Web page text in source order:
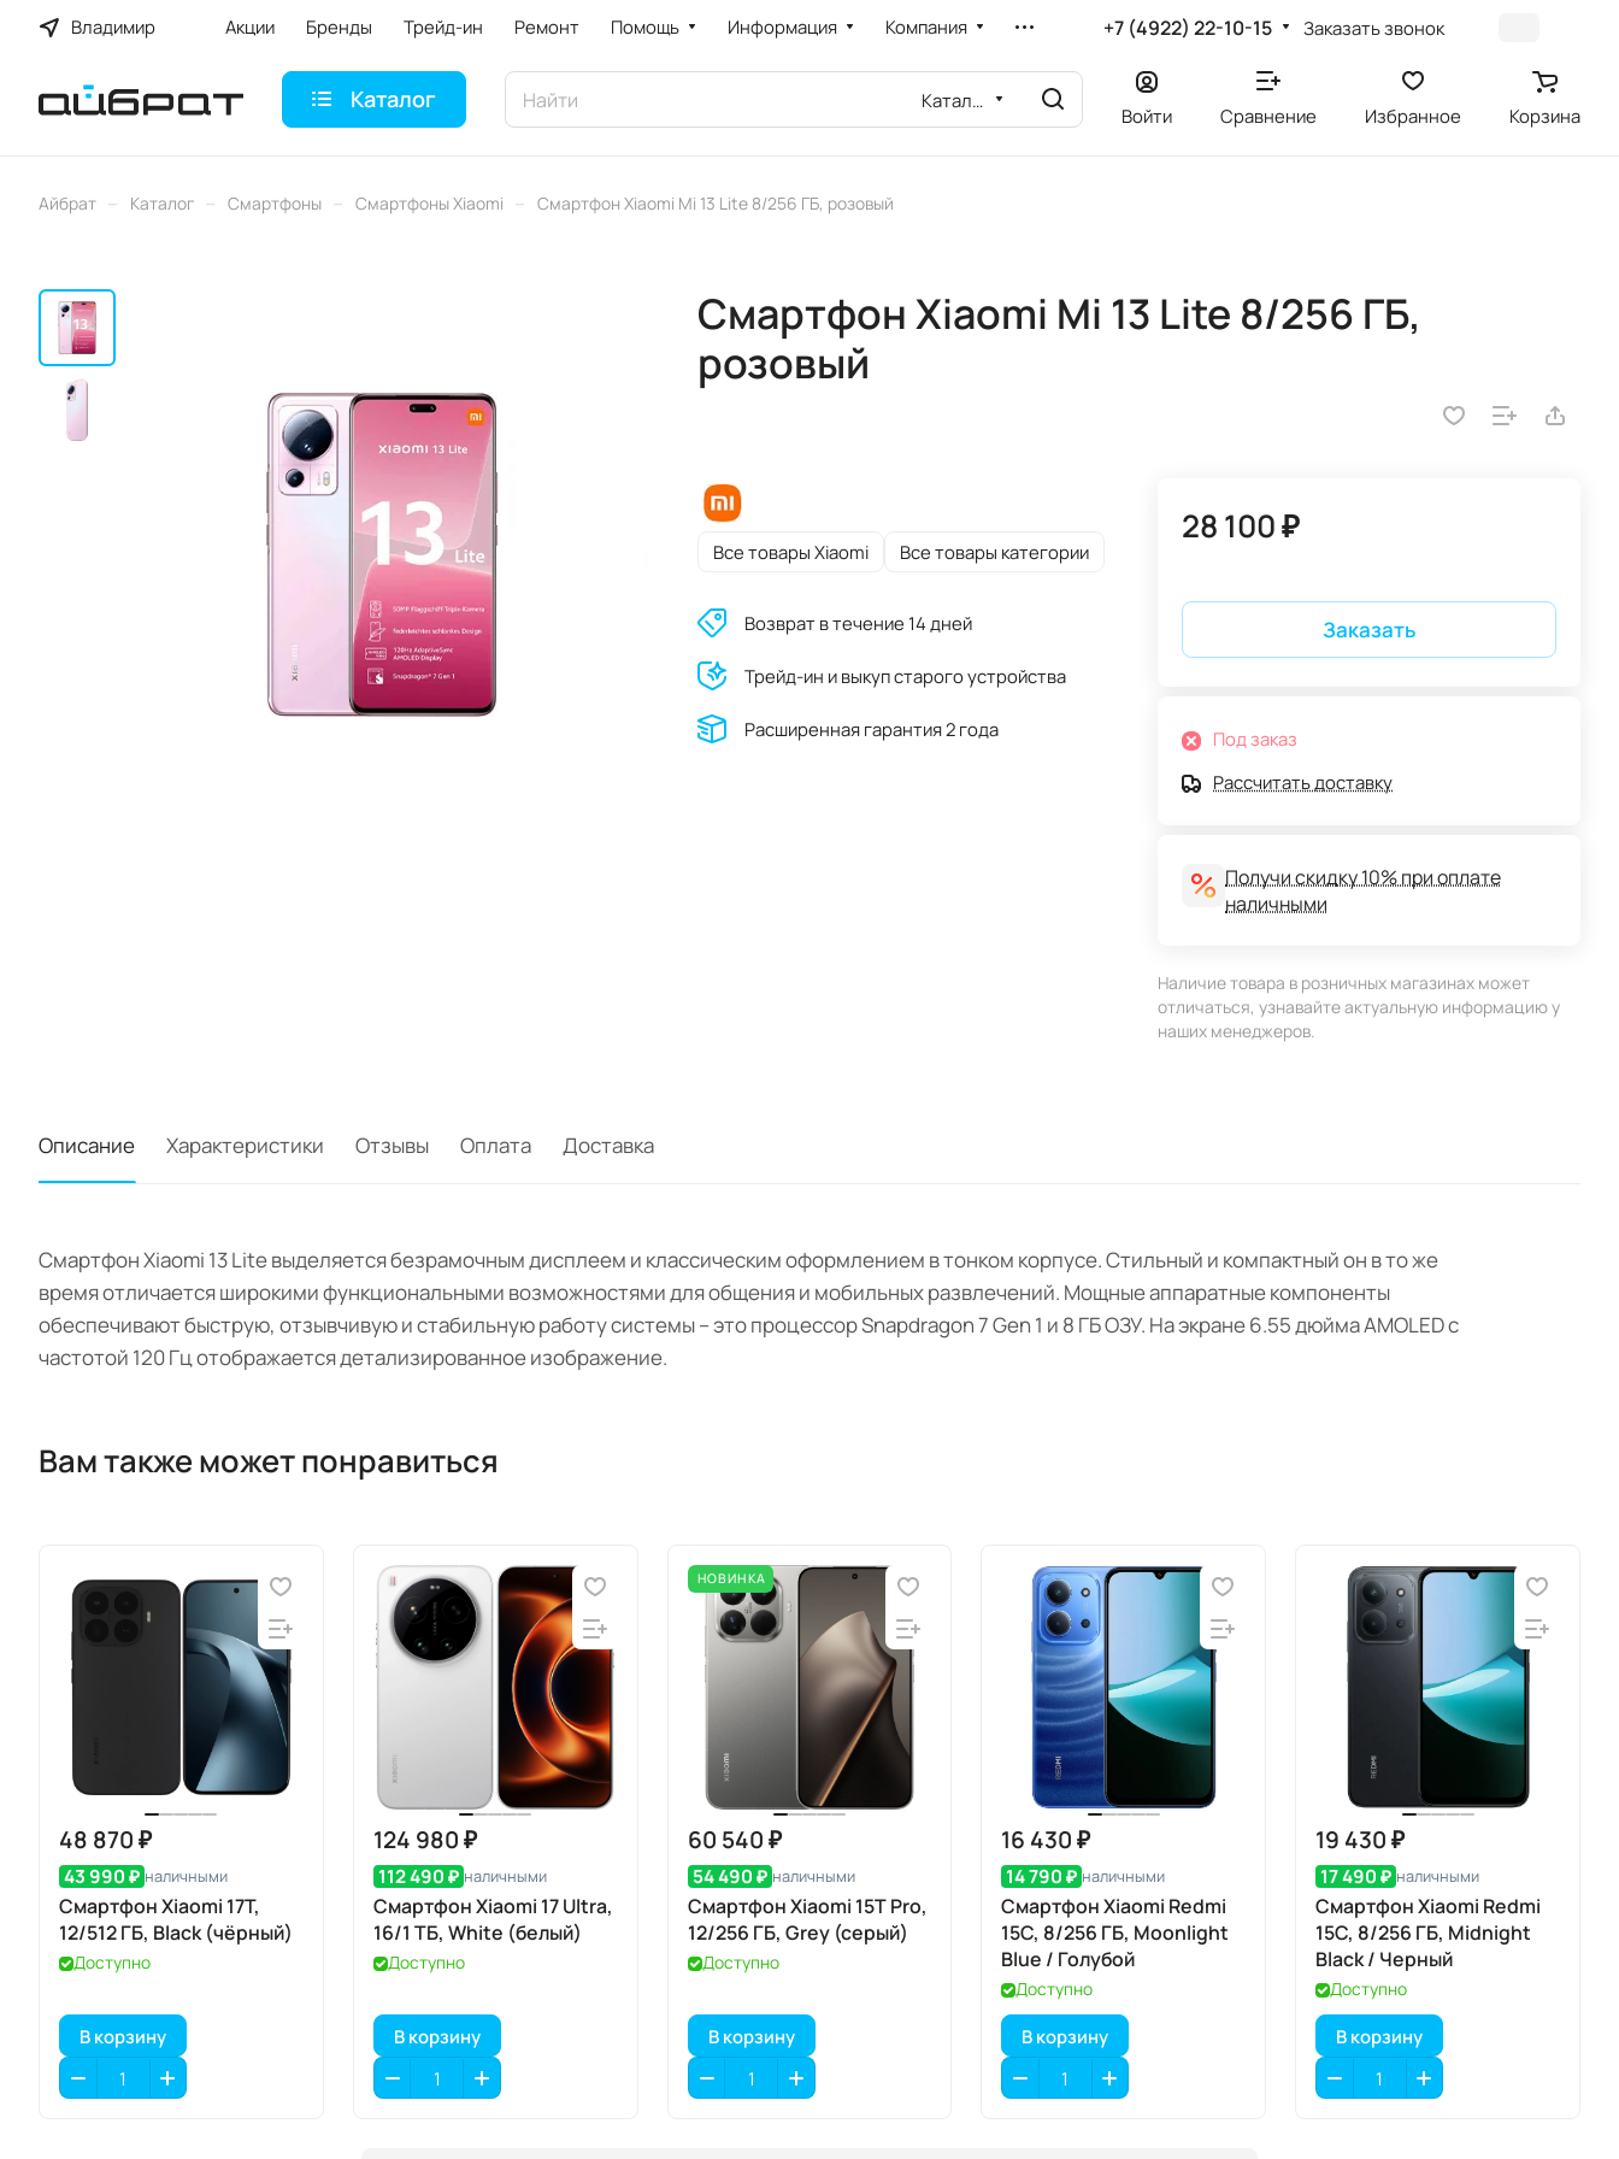
Владимир Акции Бренды Трейд-ин Ремонт Помощь Информация Компания +7 (4922) 22-10-15 Заказать звонок
Каталог Каталог
Войти Сравнение Избранное Корзина
Айбрат – Каталог – Смартфоны – Смартфоны Xiaomi – Смартфон Xiaomi Mi 13 Lite 8/256 ГБ, розовый
Смартфон Xiaomi Mi 13 Lite 8/256 ГБ,
розовый
Все товары Xiaomi Все товары категории
Возврат в течение 14 дней
Трейд-ин и выкуп старого устройства
Расширенная гарантия 2 года
28 100 ₽
Заказать
Под заказ
Рассчитать доставку
Получи скидку 10% при оплате
наличными
Наличие товара в розничных магазинах может
отличаться, узнавайте актуальную информацию у
наших менеджеров.
Описание Характеристики Отзывы Оплата Доставка
Смартфон Xiaomi 13 Lite выделяется безрамочным дисплеем и классическим оформлением в тонком корпусе. Стильный и компактный он в то же
время отличается широкими функциональными возможностями для общения и мобильных развлечений. Мощные аппаратные компоненты
обеспечивают быструю, отзывчивую и стабильную работу системы – это процессор Snapdragon 7 Gen 1 и 8 ГБ ОЗУ. На экране 6.55 дюйма AMOLED с
частотой 120 Гц отображается детализированное изображение.
Вам также может понравиться
48 870 ₽
43 990 ₽ наличными
Смартфон Xiaomi 17T,
12/512 ГБ, Black (чёрный)
Доступно
В корзину
124 980 ₽
112 490 ₽ наличными
Смартфон Xiaomi 17 Ultra,
16/1 ТБ, White (белый)
Доступно
В корзину
НОВИНКА
60 540 ₽
54 490 ₽ наличными
Смартфон Xiaomi 15T Pro,
12/256 ГБ, Grey (серый)
Доступно
В корзину
16 430 ₽
14 790 ₽ наличными
Смартфон Xiaomi Redmi
15C, 8/256 ГБ, Moonlight
Blue / Голубой
Доступно
В корзину
19 430 ₽
17 490 ₽ наличными
Смартфон Xiaomi Redmi
15C, 8/256 ГБ, Midnight
Black / Черный
Доступно
В корзину